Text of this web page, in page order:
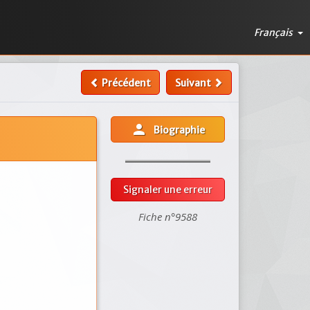
Français
Précédent Suivant
person Biographie
Signaler une erreur
Fiche n°9588